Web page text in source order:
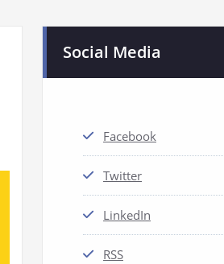
Social Media
Facebook
Twitter
LinkedIn
RSS